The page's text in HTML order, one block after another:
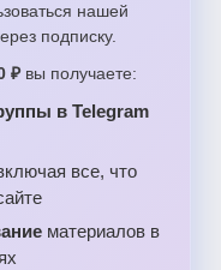
нашей
подписку.
₽ вы получаете:
в Telegram
все, что
материалов в